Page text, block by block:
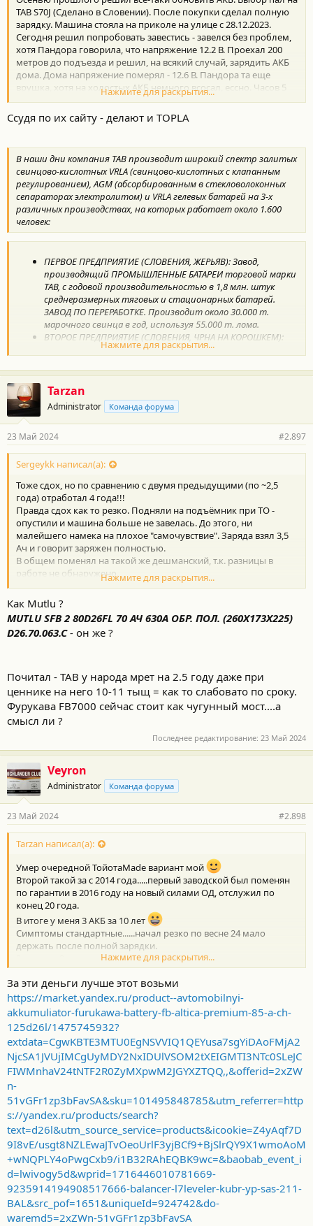
:
TAB S70J (Сделано в Словении). После покупки сделал полную
зарядку. Машина стояла на приколе на улице с 28.12.2023.
Сегодня решил попробовать завестись - завелся без проблем,
хотя Пандора говорила, что напряжение 12.2 В. Проехал 200
метров до подъезда и решил, на всякий случай, зарядить АКБ
дома. Дома напряжение померял - 12.6 В. Пандора та еще
врушка, хотя на холостых АКБ немного всосал, ессно. Часов 5
грел дома у батареи, потом еще раз померял напряжение - 12.4
В. После этого поставил на зарядку и не зря - сразу сосет
максимально выставленные 4.5 А.
Нажмите для раскрытия...
Ссудя по их сайту - делают и TOPLA
В наши дни компания ТАВ производит широкий спектр залитых
свинцово-кислотных VRLA (свинцово-кислотных с клапанным
регулированием), AGM (абсорбированным в стекловолоконных
сепараторах электролитом) и VRLA гелевых батарей на 3-х
различных производствах, на которых работает около 1.600
человек:
ПЕРВОЕ ПРЕДПРИЯТИЕ (СЛОВЕНИЯ, ЖЕРЬЯВ): Завод,
производящий ПРОМЫШЛЕННЫЕ БАТАРЕИ торговой марки
ТАВ, с годовой производительностью в 1,8 млн. штук
среднеразмерных тяговых и стационарных батарей.
ЗАВОД ПО ПЕРЕРАБОТКЕ. Производит около 30.000 т.
марочного свинца в год, используя 55.000 т. лома.
ВТОРОЕ ПРЕДПРИЯТИЕ (СЛОВЕНИЯ, ЧРНА НА КОРОШКЕМ):
Завод, производящий СТАРТЕРНЫЕ БАТАРЕИ, продаваемые
плюс поставки на первую комплектацию, годовая
производительность 3 млн. шт. (в зависимости от типа
ТРЕТЬЕ ПРОИЗВОДСТВО (Республика Северная Македония, г.
Пробиштип): Завод, производящий СТАРТЕРНЫЕ БАТАРЕИ,
продаваемые под собственными марками VESNA, годовая
батареи).
Нажмите для раскрытия...
Tarzan
Administrator Команда форума
23 Май 2024 #2.897
Sergeykk написал(а):
Тоже сдох, но по сравнению с двумя предыдущими (по ~2,5
года) отработал 4 года!!!
Правда сдох как то резко. Подняли на подъёмник при ТО -
опустили и машина больше не завелась. До этого, ни
малейшего намека на плохое "самочувствие". Заряда взял 3,5
Ач и говорит заряжен полностью.
В общем поменял на такой же дешманский, т.к. разницы в
работе не обнаружено.
P.S.
Перед установкой этого умершего аккума поставил диод,
заряжаю 2 раза в год, если не забываю..)))
Нажмите для раскрытия...
Как Mutlu ?
MUTLU SFB 2 80D26FL 70 АЧ 630A ОБР. ПОЛ. (260X173X225)
D26.70.063.C- он же ?
Почитал - TAB у народа мрет на 2.5 году даже при
ценнике на него 10-11 тыщ = как то слабовато по сроку.
Фурукава FB7000 сейчас стоит как чугунный мост....а
смысл ли ?
Последнее редактирование: 23 Май 2024
Veyron
Administrator Команда форума
23 Май 2024 #2.898
Tarzan написал(а):
Умер очередной ТойотаMade вариант мой
Второй такой за с 2014 года.....первый заводской был поменян
по гарантии в 2016 году на новый силами ОД, отслужил по
конец 20 года.
В итоге у меня 3 АКБ за 10 лет
Симптомы стандартные......начал резко по весне 24 мало
держать после полной зарядки.
3 недели, 2 недели, 1 неделя и .....2 дня.
Ситуация стандартная - машина стоит в зимний период по 2-3
недели и весна-осень 10-12 тысяч наката по стране.
Периодически в году несколько раз заряжаю снимая с машины
полным циклом 1-2 сутки.
Данный АКБ был куплен в 02.21 с датой производства 12.20 их
Чехии.
Хочу попробоватьFUJITO S-95 (110D26L)так как ранее покупал
на СХ-5 их модельFUJITO 80D26Lи остался доволен сроком
службы и работы в целом.
Посмотреть вложение 90991Посмотреть вложение 90993
Посмотреть вложение 90992
Нажмите для раскрытия...
За эти деньги лучше этот возьми
https://market.yandex.ru/product--avtomobilnyi-
akkumuliator-furukawa-battery-fb-altica-premium-85-a-ch-
125d26l/1475745932?
extdata=CgwKBTE3MTU0EgNSVVIQ1QEYusa7sgYiDAoFMjA2
NjcSA1JVUjIMCgUyMDY2NxIDUlVSOM2tXEIGMTI3NTc0SLeJC
FIWMnhaV24tNTF2R0ZyMXpwM2JGYXZTQQ,,&offerid=2xZW
n-
51vGFr1zp3bFavSA&sku=101495848785&utm_referrer=http
s://yandex.ru/products/search?
text=d26l&utm_source_service=products&icookie=Z4yAqf7D
9I8vE/usgt8NZLEwaJTvOeoUrlF3yjBCf9+BjSlrQY9X1wmoAoM
+wNQPLY4oPwgCxb9/i1B32RAhEQBK9wc=&baobab_event_i
d=lwivogy5d&wprid=1716446010781669-
9235914194908517666-balancer-l7leveler-kubr-yp-sas-211-
BAL&src_pof=1651&uniqueId=924742&do-
waremd5=2xZWn-51vGFr1zp3bFavSA